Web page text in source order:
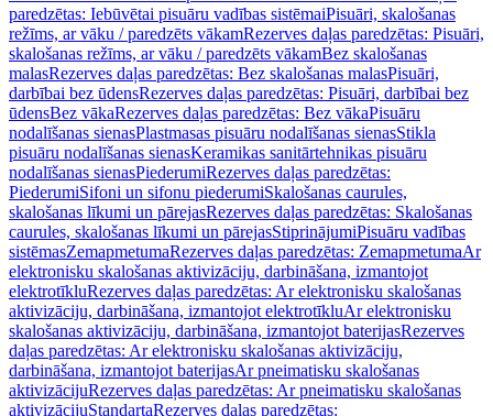
paredzētas: Iebūvētai pisuāru vadības sistēmaiPisuāri, skalošanas
režīms, ar vāku / paredzēts vākamRezerves daļas paredzētas: Pisuāri,
skalošanas režīms, ar vāku / paredzēts vākamBez skalošanas
malasRezerves daļas paredzētas: Bez skalošanas malasPisuāri,
darbībai bez ūdensRezerves daļas paredzētas: Pisuāri, darbībai bez
ūdensBez vākaRezerves daļas paredzētas: Bez vākaPisuāru
nodalīšanas sienasPlastmasas pisuāru nodalīšanas sienasStikla
pisuāru nodalīšanas sienasKeramikas sanitārtehnikas pisuāru
nodalīšanas sienasPiederumiRezerves daļas paredzētas:
PiederumiSifoni un sifonu piederumiSkalošanas caurules,
skalošanas līkumi un pārejasRezerves daļas paredzētas: Skalošanas
caurules, skalošanas līkumi un pārejasStiprinājumiPisuāru vadības
sistēmasZemapmetumaRezerves daļas paredzētas: ZemapmetumaAr
elektronisku skalošanas aktivizāciju, darbināšana, izmantojot
elektrotīkluRezerves daļas paredzētas: Ar elektronisku skalošanas
aktivizāciju, darbināšana, izmantojot elektrotīkluAr elektronisku
skalošanas aktivizāciju, darbināšana, izmantojot baterijasRezerves
daļas paredzētas: Ar elektronisku skalošanas aktivizāciju,
darbināšana, izmantojot baterijasAr pneimatisku skalošanas
aktivizācijuRezerves daļas paredzētas: Ar pneimatisku skalošanas
aktivizācijuStandartaRezerves daļas paredzētas: